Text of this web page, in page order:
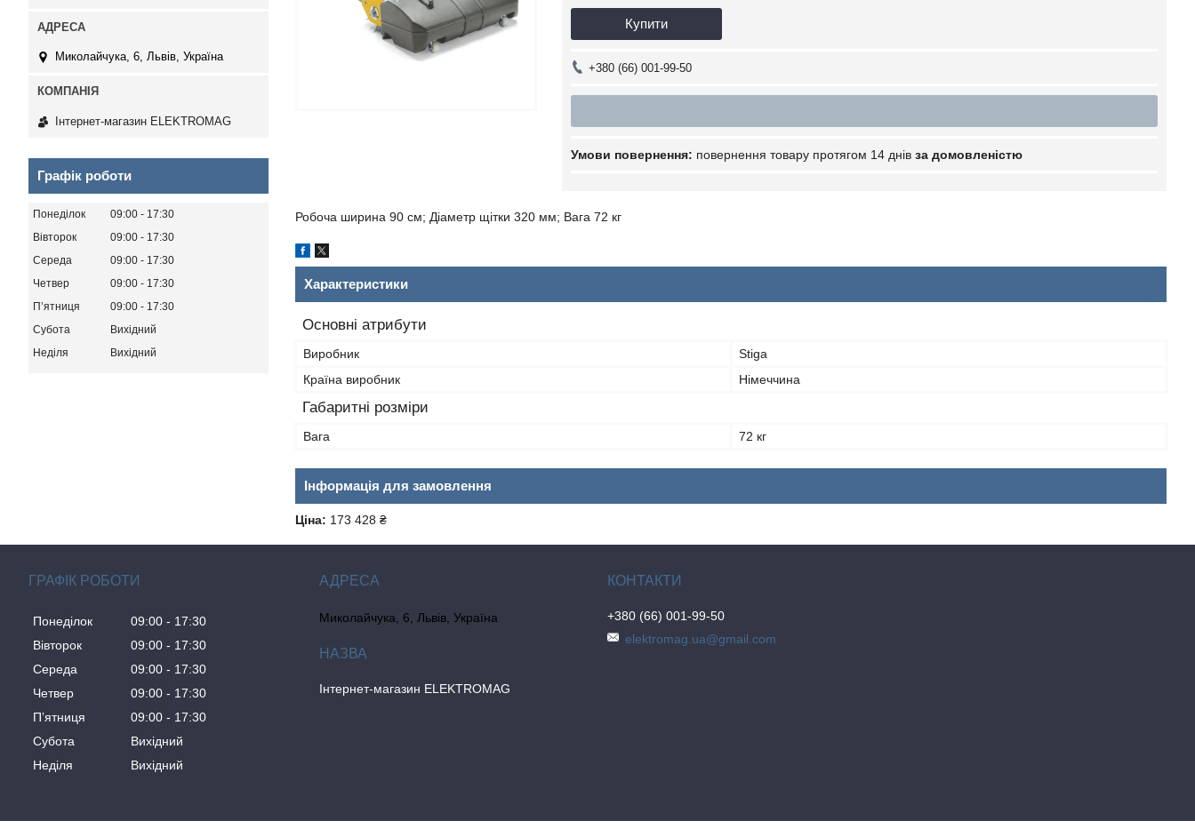
Купити
+380 (66) 001-99-50
повернення товару протягом 14 днів за домовленістю
Робоча ширина 90 см; Діаметр щітки 320 мм; Вага 72 кг
Характеристики
Основні атрибути
Виробник
Stiga
Країна виробник
Німеччина
Габаритні розміри
Вага 72 кг
Інформація для замовлення
Ціна: 173 428 ₴
Миколайчука, 6, Львів, Україна
Інтернет-магазин ELEKTROMAG
Графік роботи
Понеділок 09:00
17:30
Вівторок
09:00
17:30
Середа
09:00
17:30
Четвер
09:00
17:30
Пʼятниця
09:00
17:30
Субота
Вихідний
Неділя
Вихідний
ГРАФІК РОБОТИ
Понеділок 09:00
17:30
Вівторок
09:00
17:30
Середа
09:00
17:30
Четвер
09:00
17:30
Пʼятниця
09:00
17:30
Субота
Вихідний
Неділя
Вихідний
Миколайчука, 6, Львів, Україна
Інтернет-магазин ELEKTROMAG
+380 (66) 001-99-50
elektromag.ua@gmail.com